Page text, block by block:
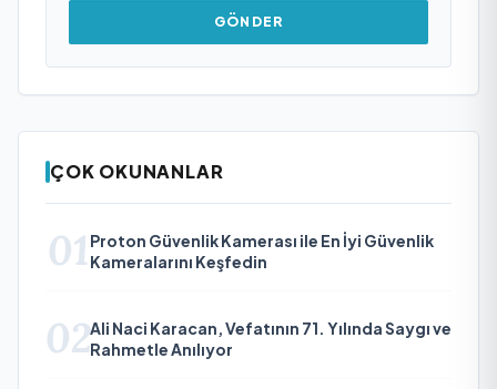
GÖNDER
ÇOK OKUNANLAR
01 Proton Güvenlik Kamerası ile En İyi Güvenlik
Kameralarını Keşfedin
02Ali Naci Karacan, Vefatının 71. Yılında Saygı ve
Rahmetle Anılıyor